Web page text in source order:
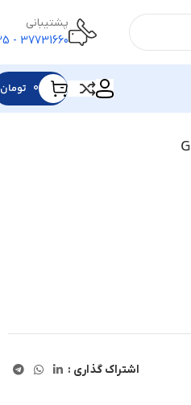
پشتیبانی
37731660 - 025
۰ تومان
اشتراک گذاری :